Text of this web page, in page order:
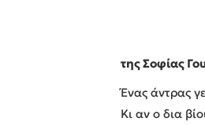
της Σοφίας
Ένας άντρας
Κι αν ο δια